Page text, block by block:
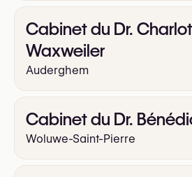
Cabinet du Dr.
Waxweiler
Auderghem
Cabinet du Dr.
Woluwe-Saint-Pierre